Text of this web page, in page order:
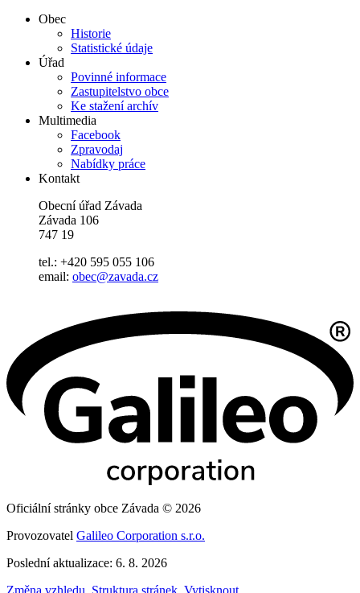
Obec
Historie
Statistické údaje
Úřad
Povinné informace
Zastupitelstvo obce
Ke stažení archív
Multimedia
Facebook
Zpravodaj
Nabídky práce
Kontakt
Obecní úřad Závada
Závada 106
747 19
tel.: +420 595 055 106
email: obec@zavada.cz
Oficiální stránky obce Závada © 2026
Provozovatel Galileo Corporation s.r.o.
Poslední aktualizace: 6. 8. 2026